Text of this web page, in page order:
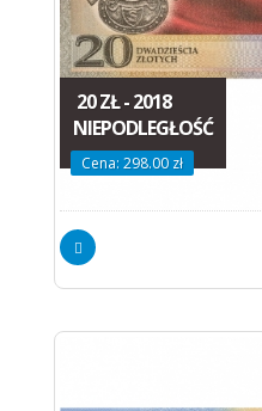
20 ZŁ - 2018
NIEPODLEGŁOŚĆ
Cena: 298.00 zł